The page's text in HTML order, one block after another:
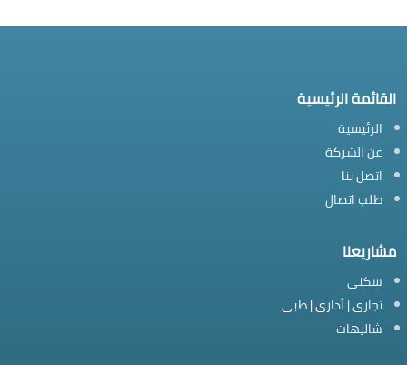
القائمة الرئيسية
الرئيسية
عن الشركة
اتصل بنا
طلب اتصال
مشاريعنا
سكنى
تجارى | أدارى | طبى
شاليهات